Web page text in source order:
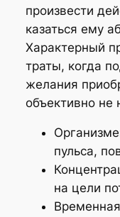
произвести
казаться ему
Характерный
траты, когда
желания
объективно не
пульса,
на цели